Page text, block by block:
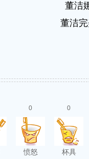
董洁
董洁
0
愤怒
0
杯具